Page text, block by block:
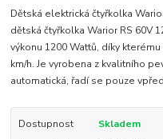
Dětská elektrická čtyřkolka
dětská čtyřkolka Warior RS 60V
výkonu 1200 Wattů, díky
km/h. Je vyrobena z kvalitního
automatická, řadí se pouze
Dostupnost
Skladem